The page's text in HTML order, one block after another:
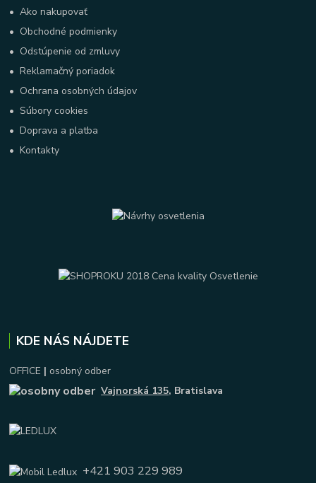
•Ako nakupovať
• Obchodné podmienky
• Odstúpenie od zmluvy
•Reklamačný poriadok
• Ochrana osobných údajov
•Súbory cookies
•Doprava a platba
•Kontakty
KDE NÁS NÁJDETE
OFFICE | osobný odber
Vajnorská 135, Bratislava
+421 903 229 989